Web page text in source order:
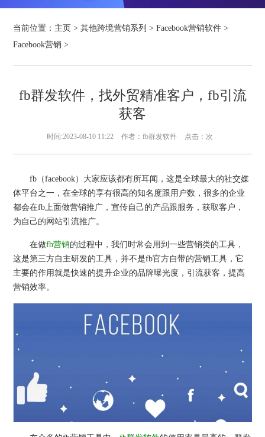
当前位置： 主页 >其他跨境营销系列 >Facebook营销软件 >
Facebook营销 >
fb群发软件，找外贸精准客户，fb引流
获客
时间:2023-08-10 11:22 作者：fb群发软件 点击： 次
fb（facebook）大家应该都有所耳闻，这是全球最大的社交媒
体平台之一，在全球的享有很高的知名度跟用户数，很多的企业
都会在fb上面做营销推广，宣传自己的产品跟服务，获取客户，
为自己的网站引流推广。
在做fb营销的过程中，我们时常会用到一些营销类的工具，
这是第三方自主研发的工具，并不是fb官方自带的营销工具，它
主要的作用就是快速的提升企业的品牌曝光度，引流获客，提高
营销效率。